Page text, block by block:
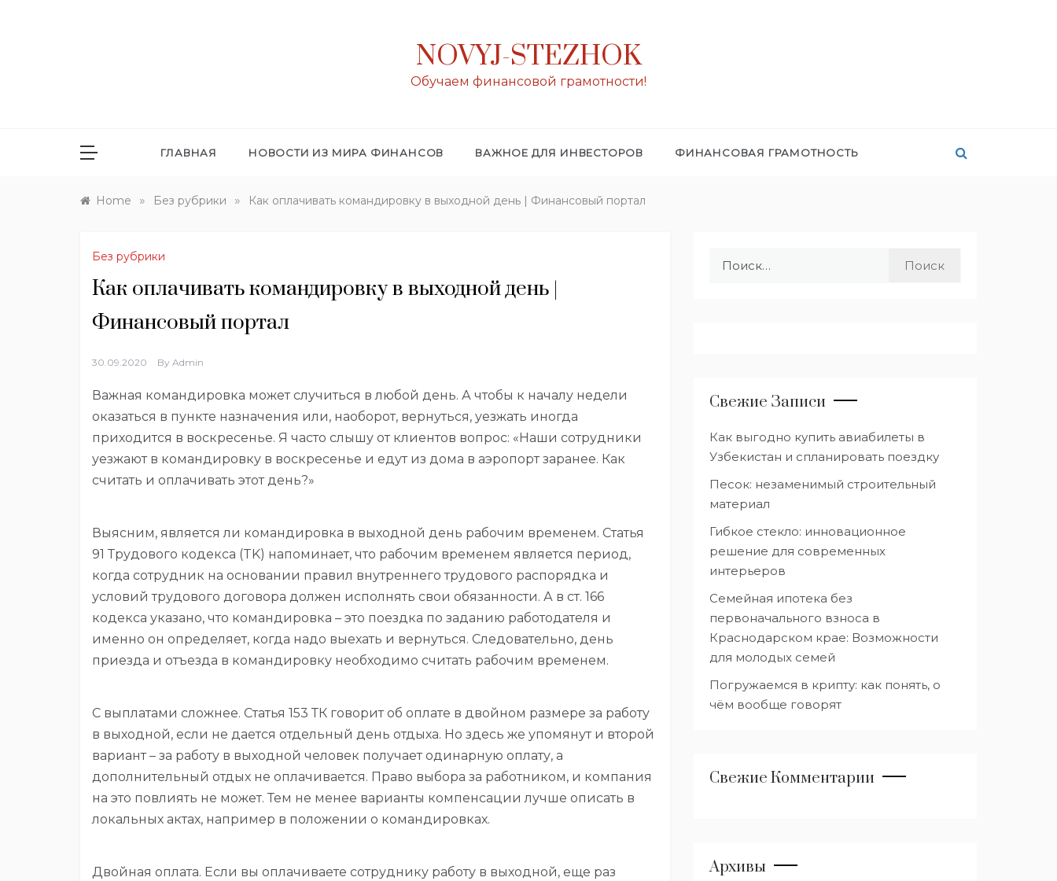
NOVYJ-STEZHOK
Обучаем финансовой грамотности!
ГЛАВНАЯ НОВОСТИ ИЗ МИРА ФИНАНСОВ ВАЖНОЕ ДЛЯ ИНВЕСТОРОВ ФИНАНСОВАЯ ГРАМОТНОСТЬ
Home » Без рубрики » Как оплачивать командировку в выходной день | Финансовый портал
Без рубрики
Как оплачивать командировку в выходной день |
Финансовый портал
30.09.2020 By Admin
Важная командировка может случиться в любой день. А чтобы к началу недели
оказаться в пункте назначения или, наоборот, вернуться, уезжать иногда
приходится в воскресенье. Я часто слышу от клиентов вопрос: «Наши сотрудники
уезжают в командировку в воскресенье и едут из дома в аэропорт заранее. Как
считать и оплачивать этот день?»
Выясним, является ли командировка в выходной день рабочим временем. Статья
91 Трудового кодекса (TK) напоминает, что рабочим временем является период,
когда сотрудник на основании правил внутреннего трудового распорядка и
условий трудового договора должен исполнять свои обязанности. А в ст. 166
кодекса указано, что командировка – это поездка по заданию работодателя и
именно он определяет, когда надо выехать и вернуться. Следовательно, день
приезда и отъезда в командировку необходимо считать рабочим временем.
С выплатами сложнее. Статья 153 ТК говорит об оплате в двойном размере за работу
в выходной, если не дается отдельный день отдыха. Но здесь же упомянут и второй
вариант – за работу в выходной человек получает одинарную оплату, а
дополнительный отдых не оплачивается. Право выбора за работником, и компания
на это повлиять не может. Тем не менее варианты компенсации лучше описать в
локальных актах, например в положении о командировках.
Двойная оплата. Если вы оплачиваете сотруднику работу в выходной, еще раз
Свежие Записи
Как выгодно купить авиабилеты в
Узбекистан и спланировать поездку
Песок: незаменимый строительный
материал
Гибкое стекло: инновационное
решение для современных
интерьеров
Семейная ипотека без
первоначального взноса в
Краснодарском крае: Возможности
для молодых семей
Погружаемся в крипту: как понять, о
чём вообще говорят
Свежие Комментарии
Архивы